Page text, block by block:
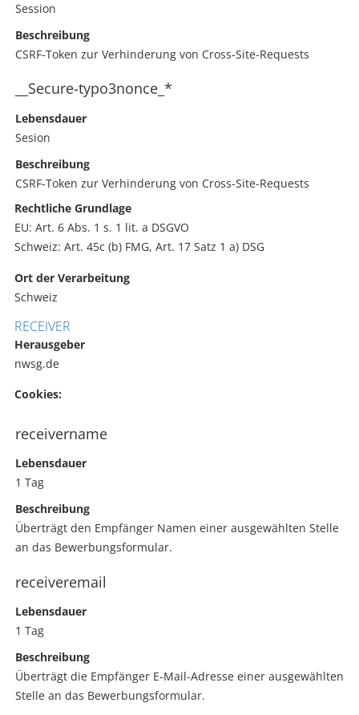
Session
Beschreibung
CSRF-Token zur Verhinderung von Cross-Site-Requests
__Secure-typo3nonce_*
Lebensdauer
Sesion
Beschreibung
CSRF-Token zur Verhinderung von Cross-Site-Requests
Rechtliche Grundlage
EU: Art. 6 Abs. 1 s. 1 lit. a DSGVO
Schweiz: Art. 45c (b) FMG, Art. 17 Satz 1 a) DSG
Ort der Verarbeitung
Schweiz
RECEIVER
Herausgeber
nwsg.de
Cookies:
receivername
Lebensdauer
1 Tag
Beschreibung
Überträgt den Empfänger Namen einer ausgewählten Stelle
an das Bewerbungsformular.
receiveremail
Lebensdauer
1 Tag
Beschreibung
Überträgt die Empfänger E-Mail-Adresse einer ausgewählten
Stelle an das Bewerbungsformular.